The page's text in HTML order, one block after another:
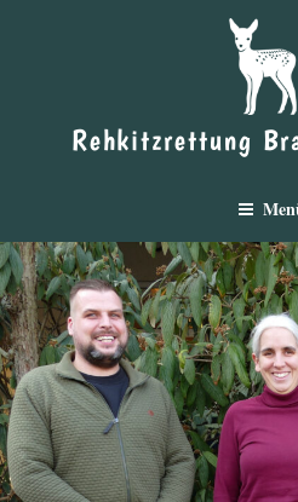
Rehkitzrettung